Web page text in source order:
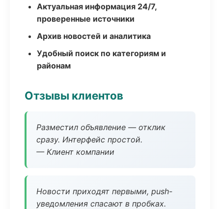
Актуальная информация 24/7,
проверенные источники
Архив новостей и аналитика
Удобный поиск по категориям и
районам
Отзывы клиентов
Разместил объявление — отклик
сразу. Интерфейс простой.
— Клиент компании
Новости приходят первыми, push-
уведомления спасают в пробках.